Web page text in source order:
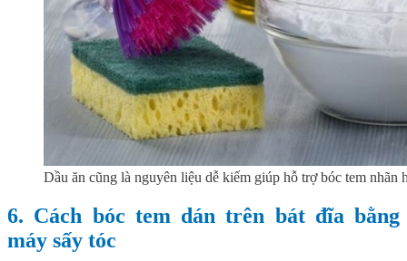
Dầu ăn cũng là nguyên liệu dễ kiếm giúp hỗ trợ bóc tem nhãn
6. Cách bóc tem dán trên bát đĩa bằng
máy sấy tóc